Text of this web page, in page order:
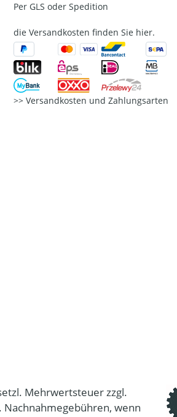
Per GLS oder Spedition
die Versandkosten finden Sie hier.
Versandkosten und Zahlungsarten
Mehrwertsteuer zzgl.
Nachnahmegebühren, wenn